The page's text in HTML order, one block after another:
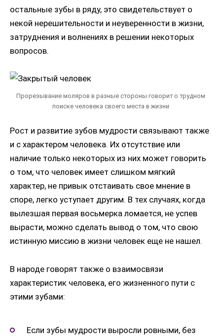
остальные зубы в ряду, это свидетельствует о
некой нерешительности и неуверенности в жизни,
затруднения и волнениях в решении некоторых
вопросов.
Прорезывание моляров в разные стороны говорит о трудном
поиске человека своего места в жизни
Рост и развитие зубов мудрости связывают также
и с характером человека. Их отсутствие или
наличие только некоторых из них может говорить
о том, что человек имеет слишком мягкий
характер, не привык отстаивать свое мнение в
споре, легко уступает другим. В тех случаях, когда
вылезшая первая восьмерка ломается, не успев
вырасти, можно сделать вывод о том, что свою
истинную миссию в жизни человек еще не нашел.
В народе говорят также о взаимосвязи
характеристик человека, его жизненного пути с
этими зубами:
Если зубы мудрости выросли ровными, без